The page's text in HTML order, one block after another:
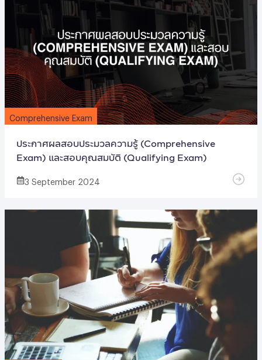
Comprehensive Exam
ประกาศผลสอบประมวลความรู้ (Comprehensive
Exam) และสอบคุณสมบัติ (Qualifying Exam)
3 September 2024